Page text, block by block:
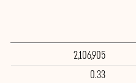
2,106,905
0.33